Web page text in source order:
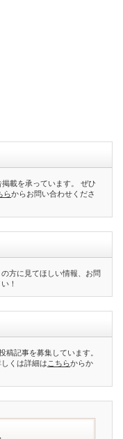
載を承っています。 ぜひ
らからお問い合わせくださ
方に見てほしい情報、お問
！
稿記事を募集しています。
くは詳細は こちらからか